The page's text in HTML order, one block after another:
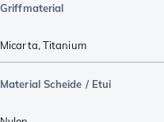
Griffmaterial
Micarta, Titanium
Material Scheide / Etui